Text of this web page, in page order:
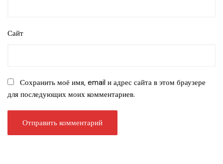
Сайт
Сохранить моё имя, email и адрес сайта в этом браузере
для последующих моих комментариев.